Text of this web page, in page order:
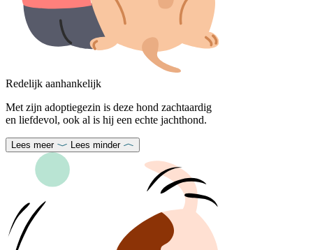
Redelijk aanhankelijk
Met zijn adoptiegezin is deze hond zachtaardig
en liefdevol, ook al is hij een echte jachthond.
Lees meer Lees minder